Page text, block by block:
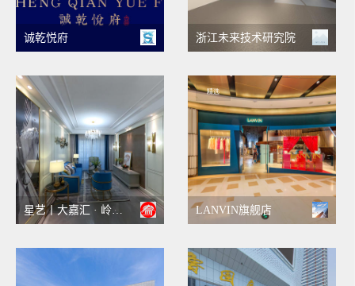
诚乾悦府 浙江未来技术研究院
星艺丨大嘉汇 · 岭秀一方样板房720°全景/雅致轻奢
精选
LANVIN旗舰店